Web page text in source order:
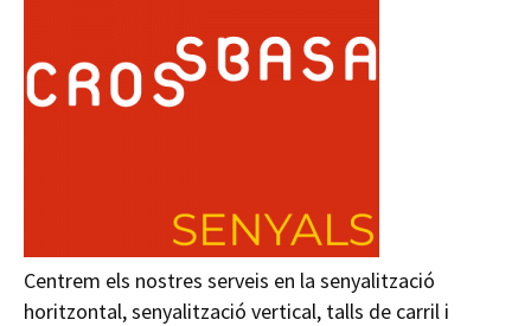
Centrem els nostres serveis en la senyalització
horitzontal, senyalització vertical, talls de carril i